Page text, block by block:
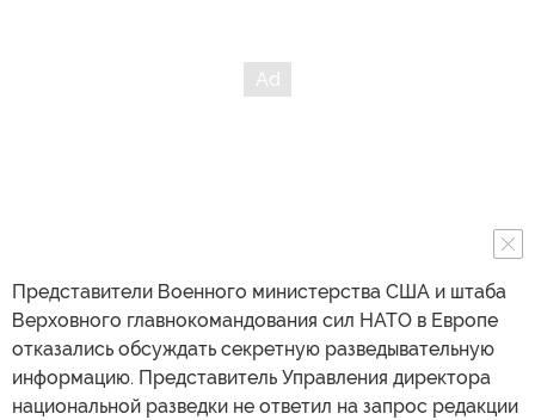
Представители Военного министерства США и штаба
Верховного главнокомандования сил НАТО в Европе
отказались обсуждать секретную разведывательную
информацию. Представитель Управления директора
национальной разведки не ответил на запрос редакции